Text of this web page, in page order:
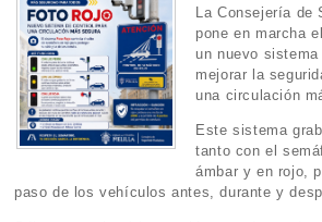
La Consejería de
pone en marcha
un nuevo
mejorar la
una circulación
Este sistema
tanto con el
ámbar y en rojo,
paso de los vehículos antes, durante y